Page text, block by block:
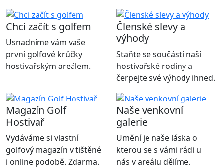
Chci začít s golfem
Usnadníme vám vaše
první golfové krůčky
hostivařským areálem.
Členské slevy a
výhody
Staňte se součástí naší
hostivařské rodiny a
čerpejte své výhody ihned.
Magazín Golf
Hostivař
Vydáváme si vlastní
golfový magazín v tištěné
i online podobě. Zdarma.
Naše venkovní
galerie
Umění je naše láska o
kterou se s vámi rádi u
nás v areálu dělíme.